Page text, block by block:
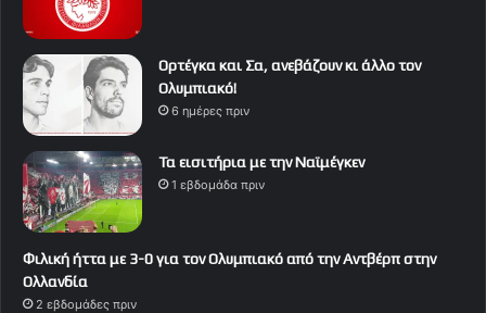
Ορτέγκα και Σα, ανεβάζουν κι άλλο τον
Ολυμπιακό!
6 ημέρες πριν
Τα εισιτήρια με την Ναϊμέγκεν
1 εβδομάδα πριν
Φιλική ήττα με 3-0 για τον Ολυμπιακό από την Αντβέρπ στην
Ολλανδία
2 εβδομάδες πριν